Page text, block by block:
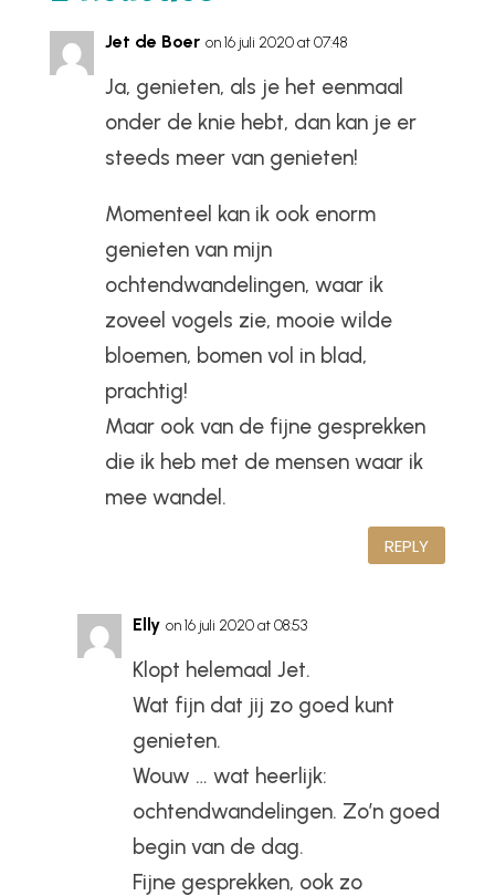
Jet de Boer on 16 juli 2020 at 07:48
Ja, genieten, als je het eenmaal
onder de knie hebt, dan kan je er
steeds meer van genieten!
Momenteel kan ik ook enorm
genieten van mijn
ochtendwandelingen, waar ik
zoveel vogels zie, mooie wilde
bloemen, bomen vol in blad,
prachtig!
Maar ook van de fijne gesprekken
die ik heb met de mensen waar ik
mee wandel.
REPLY
Elly on 16 juli 2020 at 08:53
Klopt helemaal Jet.
Wat fijn dat jij zo goed kunt
genieten.
Wouw … wat heerlijk:
ochtendwandelingen. Zo’n goed
begin van de dag.
Fijne gesprekken, ook zo